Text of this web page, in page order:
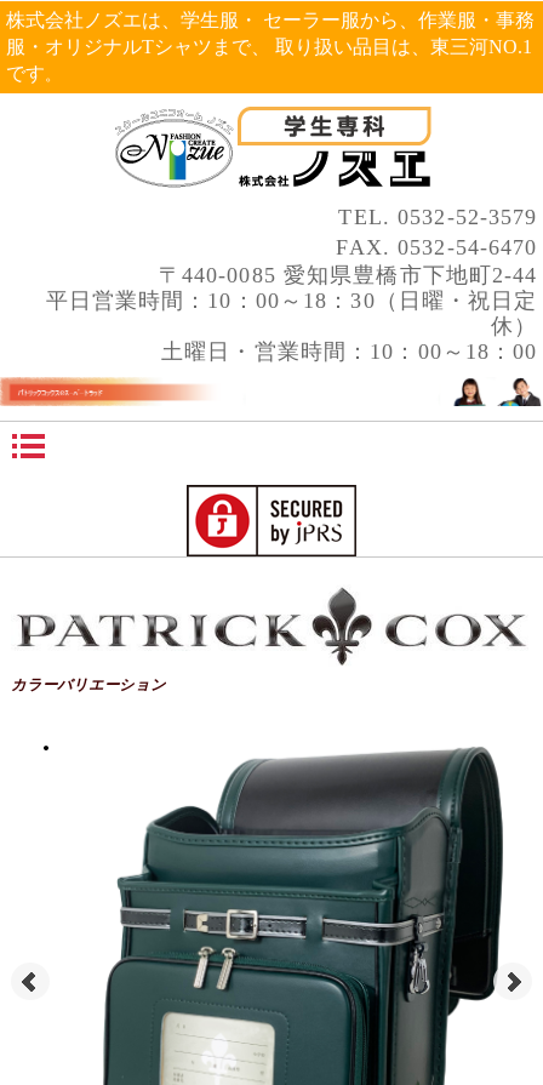
株式会社ノズエは、学生服・ セーラー服から、作業服・事務
服・オリジナルTシャツまで、 取り扱い品目は、東三河NO.1
です。
TEL.0532-52-3579
FAX. 0532-54-6470
〒440-0085 愛知県豊橋市下地町2-44
平日営業時間：10：00～18：30（日曜・祝日定
休）
土曜日・営業時間：10：00～18：00
カラーバリエーション